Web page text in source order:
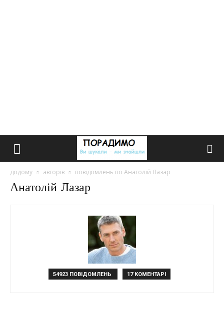
додому авторів повідомлень по Анатолій Лазар
Анатолій Лазар
54923 ПОВІДОМЛЕНЬ 17 КОМЕНТАРІ